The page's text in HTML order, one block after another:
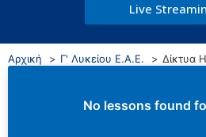
Live
Αρχική Γ' Λυκείου Ε.Α.Ε. Δίκτυα
No lessons found